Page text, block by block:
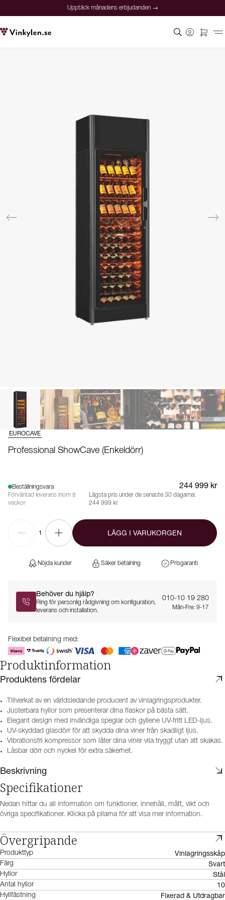
Upptäck månadens erbjudanden →
EUROCAVE
Professional ShowCave (Enkeldörr)
Beställningsvara
Förväntad leverans inom 8
veckor
244 999 kr
Lägsta pris under de senaste 30 dagarna:
244 999 kr
1 LÄGG I VARUKORGEN
Nöjda kunder Säker betalning Prisgaranti
Behöver du hjälp?
Ring för personlig rådgivning om konfiguration,
leverans och installation.
010-10 19 280
Mån-Fre: 9-17
Flexibel betalning med:
Produktinformation
Produktens fördelar
Tillverkat av en världsledande producent av vinlagringsprodukter.
Justerbara hyllor som presenterar dina flaskor på bästa sätt.
Elegant design med invändiga speglar och gyllene UV-fritt LED-ljus.
UV-skyddad glasdörr för att skydda dina viner från skadligt ljus.
Vibrationsfri kompressor som låter dina viner vila tryggt utan att skakas.
Låsbar dörr och nyckel för extra säkerhet.
Beskrivning
Specifikationer
Nedan hittar du all information om funktioner, innehåll, mått, vikt och
övriga specifikationer. Klicka på pilarna för att visa mer information.
Övergripande
Produkttyp Vinlagringsskåp
Färg Svart
Hyllor Stål
Antal hyllor 10
Hyllfästning Fixerad & Utdragbar